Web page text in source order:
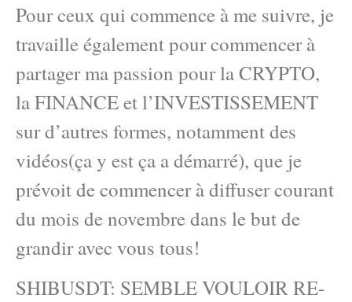
Pour ceux qui commence à me suivre, je
travaille également pour commencer à
partager ma passion pour la CRYPTO,
la FINANCE et l’INVESTISSEMENT
sur d’autres formes, notamment des
vidéos(ça y est ça a démarré), que je
prévoit de commencer à diffuser courant
du mois de novembre dans le but de
grandir avec vous tous!
SHIBUSDT: SEMBLE VOULOIR RE-